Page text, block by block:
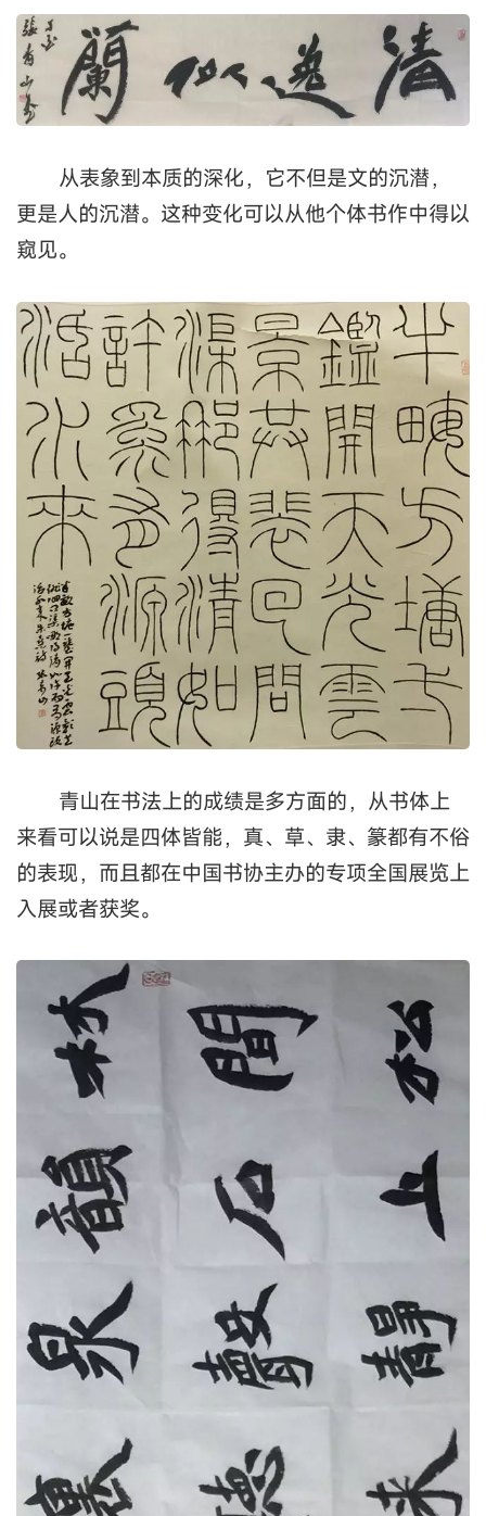
同时，依然不乏亲和力，这种亲和力正是他对传统
的维系。
近几年随着对书法理解的深入，青山又进入
一个新的层面，他的创作从原来的动态化处理，逐
渐趋向于简静。从外在的表现，回到对本质的追
问，这是成熟的表现，更是书法的必由阶段。
从表象到本质的深化，它不但是文的沉潜，
更是人的沉潜。这种变化可以从他个体书作中得以
窥见。
青山在书法上的成绩是多方面的，从书体上
来看可以说是四体皆能，真、草、隶、篆都有不俗
的表现，而且都在中国书协主办的专项全国展览上
入展或者获奖。